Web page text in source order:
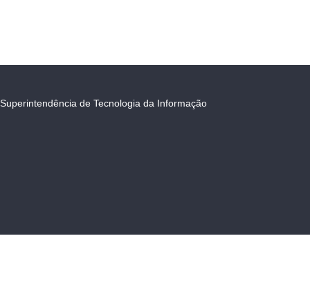
Superintendência de Tecnologia da Informação